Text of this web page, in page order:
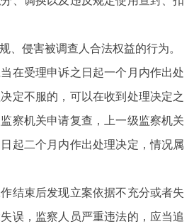
、侵害被调查人合法权益的行为。
在受理申诉之日起一个月内作出处
定不服的，可以在收到处理决定之
察机关申请复查，上一级监察机关
起二个月内作出处理决定，情况属
结束后发现立案依据不充分或者失
误，监察人员严重违法的，应当追